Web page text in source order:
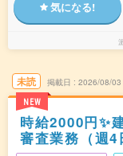
気になる!
未読
NEW
掲載日 2026/08/03
時給2000円✨
審査業務（週4